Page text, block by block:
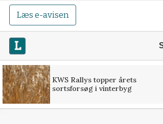
Læs e-avisen
KWS Rallys topper årets
sortsforsøg i vinterbyg